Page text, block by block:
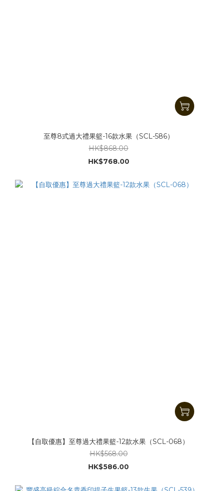
至尊8式過大禮果籃-16款水果（SCL-586）
HK$868.00
HK$768.00
【自取優惠】至尊過大禮果籃-12款水果（SCL-068）
HK$568.00
HK$586.00